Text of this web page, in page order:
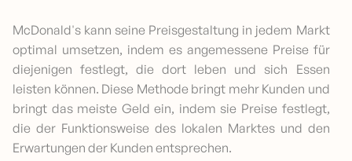
McDonald's kann seine Preisgestaltung in jedem Markt
optimal umsetzen, indem es angemessene Preise für
diejenigen festlegt, die dort leben und sich Essen
leisten können. Diese Methode bringt mehr Kunden und
bringt das meiste Geld ein, indem sie Preise festlegt,
die der Funktionsweise des lokalen Marktes und den
Erwartungen der Kunden entsprechen.